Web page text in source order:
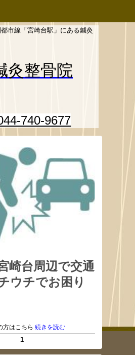
市線「宮崎台駅」にある鍼灸
灸整骨院
740-9677
崎台周辺で交通
ウチでお困り
方はこちら 続きを読む
1